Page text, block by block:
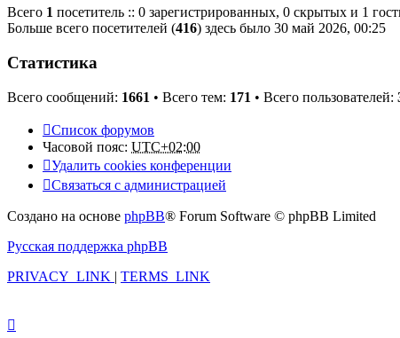
Всего 1 посетитель :: 0 зарегистрированных, 0 скрытых и 1
Больше всего посетителей (416) здесь было 30 май 2026, 00:25
Статистика
Всего сообщений: 1661 • Всего тем: 171 • Всего пользователей:
Список форумов
Часовой пояс: UTC+02:00
Удалить cookies конференции
Связаться с администрацией
Создано на основе phpBB® Forum Software © phpBB Limited
Русская поддержка phpBB
PRIVACY_LINK | TERMS_LINK